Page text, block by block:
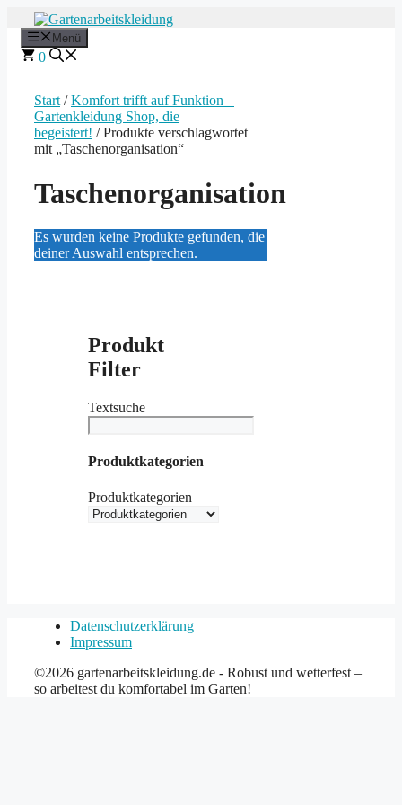
Inhalt
springen
Menü
0
Start /Komfort trifft auf Funktion –
Gartenkleidung Shop, die
begeistert! / Produkte verschlagwortet
mit „Taschenorganisation“
Taschenorganisation
Es wurden keine Produkte gefunden, die
deiner Auswahl entsprechen.
Produkt
Filter
Textsuche
Produktkategorien
Produktkategorien
Datenschutzerklärung
Impressum
©2026 gartenarbeitskleidung.de - Robust und wetterfest –
so arbeitest du komfortabel im Garten!